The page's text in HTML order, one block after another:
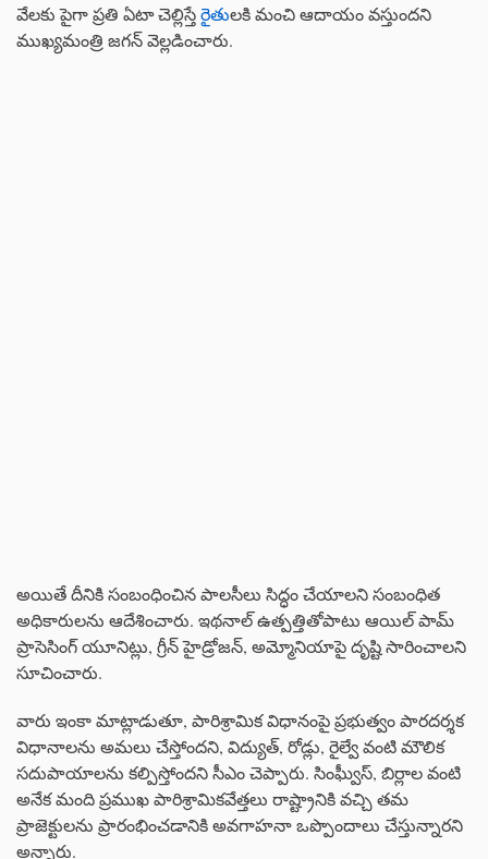
వేలకు పైగా ప్రతి ఏటా చెల్లిస్తేరైతులకి మంచి ఆదాయం వస్తుందని
ముఖ్యమంత్రి జగన్ వెల్లడించారు.
అయితే దీనికి సంబంధించిన పాలసీలు సిద్ధం చేయాలని సంబంధిత
అధికారులను ఆదేశించారు. ఇథనాల్ ఉత్పత్తితోపాటు ఆయిల్ పామ్
ప్రాసెసింగ్ యూనిట్లు, గ్రీన్ హైడ్రోజన్, అమ్మోనియాపై దృష్టి సారించాలని
సూచించారు.
వారు ఇంకా మాట్లాడుతూ, పారిశ్రామిక విధానంపై ప్రభుత్వం పారదర్శక
విధానాలను అమలు చేస్తోందని, విద్యుత్, రోడ్లు, రైల్వే వంటి మౌలిక
సదుపాయాలను కల్పిస్తోందని సీఎం చెప్పారు. సింఘ్వీస్, బిర్లాల వంటి
అనేక మంది ప్రముఖ పారిశ్రామికవేత్తలు రాష్ట్రానికి వచ్చి తమ
ప్రాజెక్టులను ప్రారంభించడానికి అవగాహనా ఒప్పొందాలు చేస్తున్నారని
అన్నారు.